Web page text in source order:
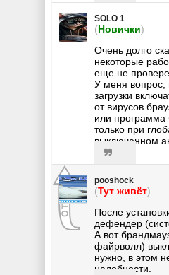
SOLO 1
(Новички)
Очень долго
некоторые
еще не
У меня вопрос,
загрузки
от вирусов
или программа
только при
выключенном
pooshock
(Тут живёт)
После
дефендер
А вот
файрволл)
нужно, в этом
надобности.